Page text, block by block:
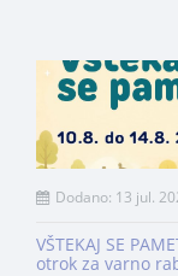
Dodano: 13 jul.
VŠTEKAJ SE
otrok za varno